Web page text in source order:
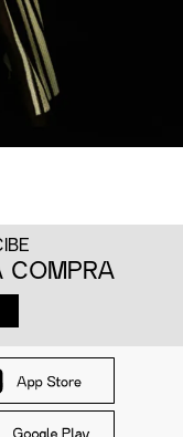
COMPRA